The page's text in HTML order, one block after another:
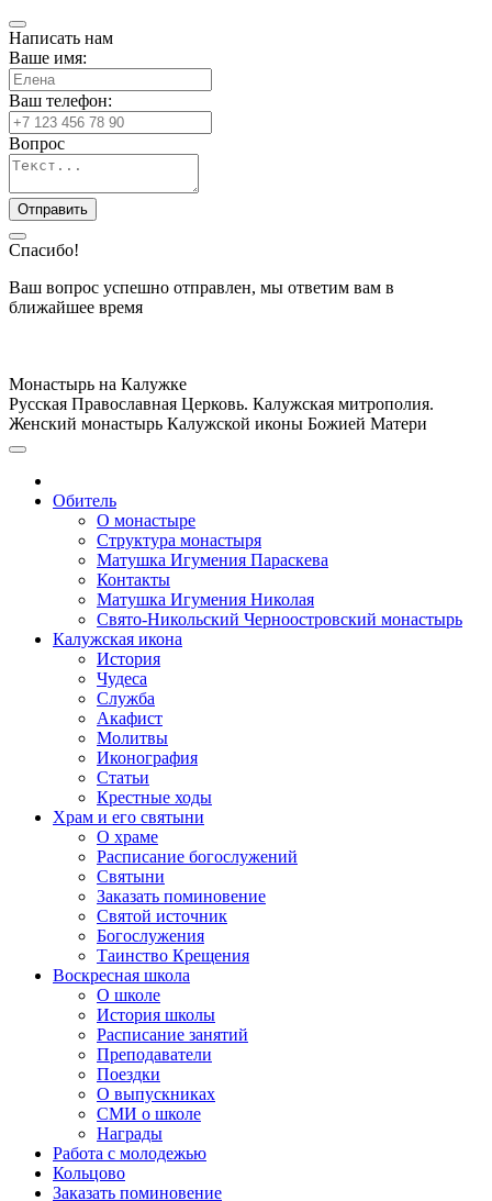
Написать нам
Ваше имя:
Ваш телефон:
Вопрос
Спасибо!
Ваш вопрос успешно отправлен, мы ответим вам в
ближайшее время
Монастырь на Калужке
Русская Православная Церковь. Калужская митрополия.
Женский монастырь Калужской иконы Божией Матери
Обитель
О монастыре
Структура монастыря
Матушка Игумения Параскева
Контакты
Матушка Игумения Николая
Свято-Никольский Черноостровский монастырь
Калужская икона
История
Чудеса
Служба
Акафист
Молитвы
Иконография
Статьи
Крестные ходы
Храм и его святыни
О храме
Расписание богослужений
Святыни
Заказать поминовение
Святой источник
Богослужения
Таинство Крещения
Воскресная школа
О школе
История школы
Расписание занятий
Преподаватели
Поездки
О выпускниках
СМИ о школе
Награды
Работа с молодежью
Кольцово
Заказать поминовение